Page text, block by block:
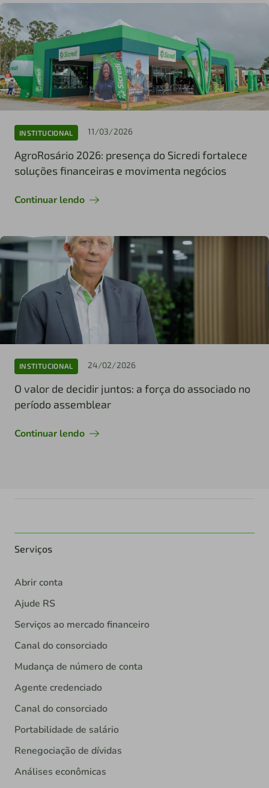
INSTITUCIONAL 11/03/2026
AgroRosário 2026: presença do Sicredi fortalece
soluções financeiras e movimenta negócios
Continuar lendo
INSTITUCIONAL 24/02/2026
O valor de decidir juntos: a força do associado no
período assemblear
Continuar lendo
Serviços
Abrir conta
Ajude RS
Serviços ao mercado financeiro
Canal do consorciado
Mudança de número de conta
Agente credenciado
Canal do consorciado
Portabilidade de salário
Renegociação de dívidas
Análises econômicas